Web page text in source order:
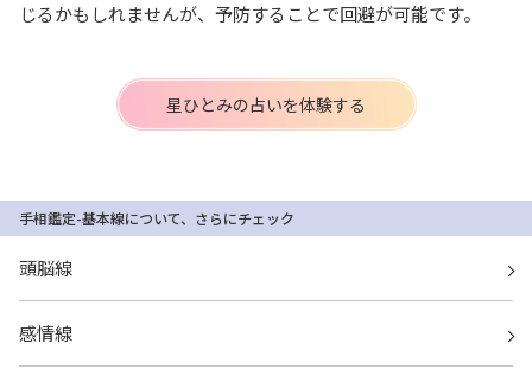
じるかもしれませんが、予防することで回避が可能です。
星ひとみの占いを体験する
手相鑑定-基本線について、さらにチェック
頭脳線
感情線